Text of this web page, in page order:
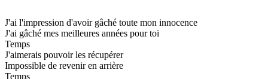
J'ai l'impression d'avoir gâché toute mon innocence
J'ai gâché mes meilleures années pour toi
Temps
J'aimerais pouvoir les récupérer
Impossible de revenir en arrière
Temps